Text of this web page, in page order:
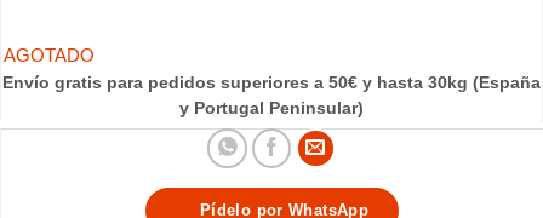
Envío gratis para pedidos superiores a 50€ y hasta 30kg (España
y Portugal Peninsular)
Pídelo por WhatsApp